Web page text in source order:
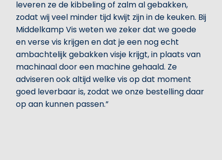
leveren ze de kibbeling of zalm al gebakken,
zodat wij veel minder tijd kwijt zijn in de keuken. Bij
Middelkamp Vis weten we zeker dat we goede
en verse vis krijgen en dat je een nog echt
ambachtelijk gebakken visje krijgt, in plaats van
machinaal door een machine gehaald. Ze
adviseren ook altijd welke vis op dat moment
goed leverbaar is, zodat we onze bestelling daar
op aan kunnen passen.”